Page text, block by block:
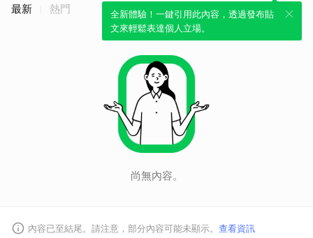
全新體驗！一鍵引用此內容，透過發布貼
文來輕鬆表達個人立場。
最新 熱門
尚無內容。
內容已至結尾。請注意，部分內容可能未顯示。 查看資訊